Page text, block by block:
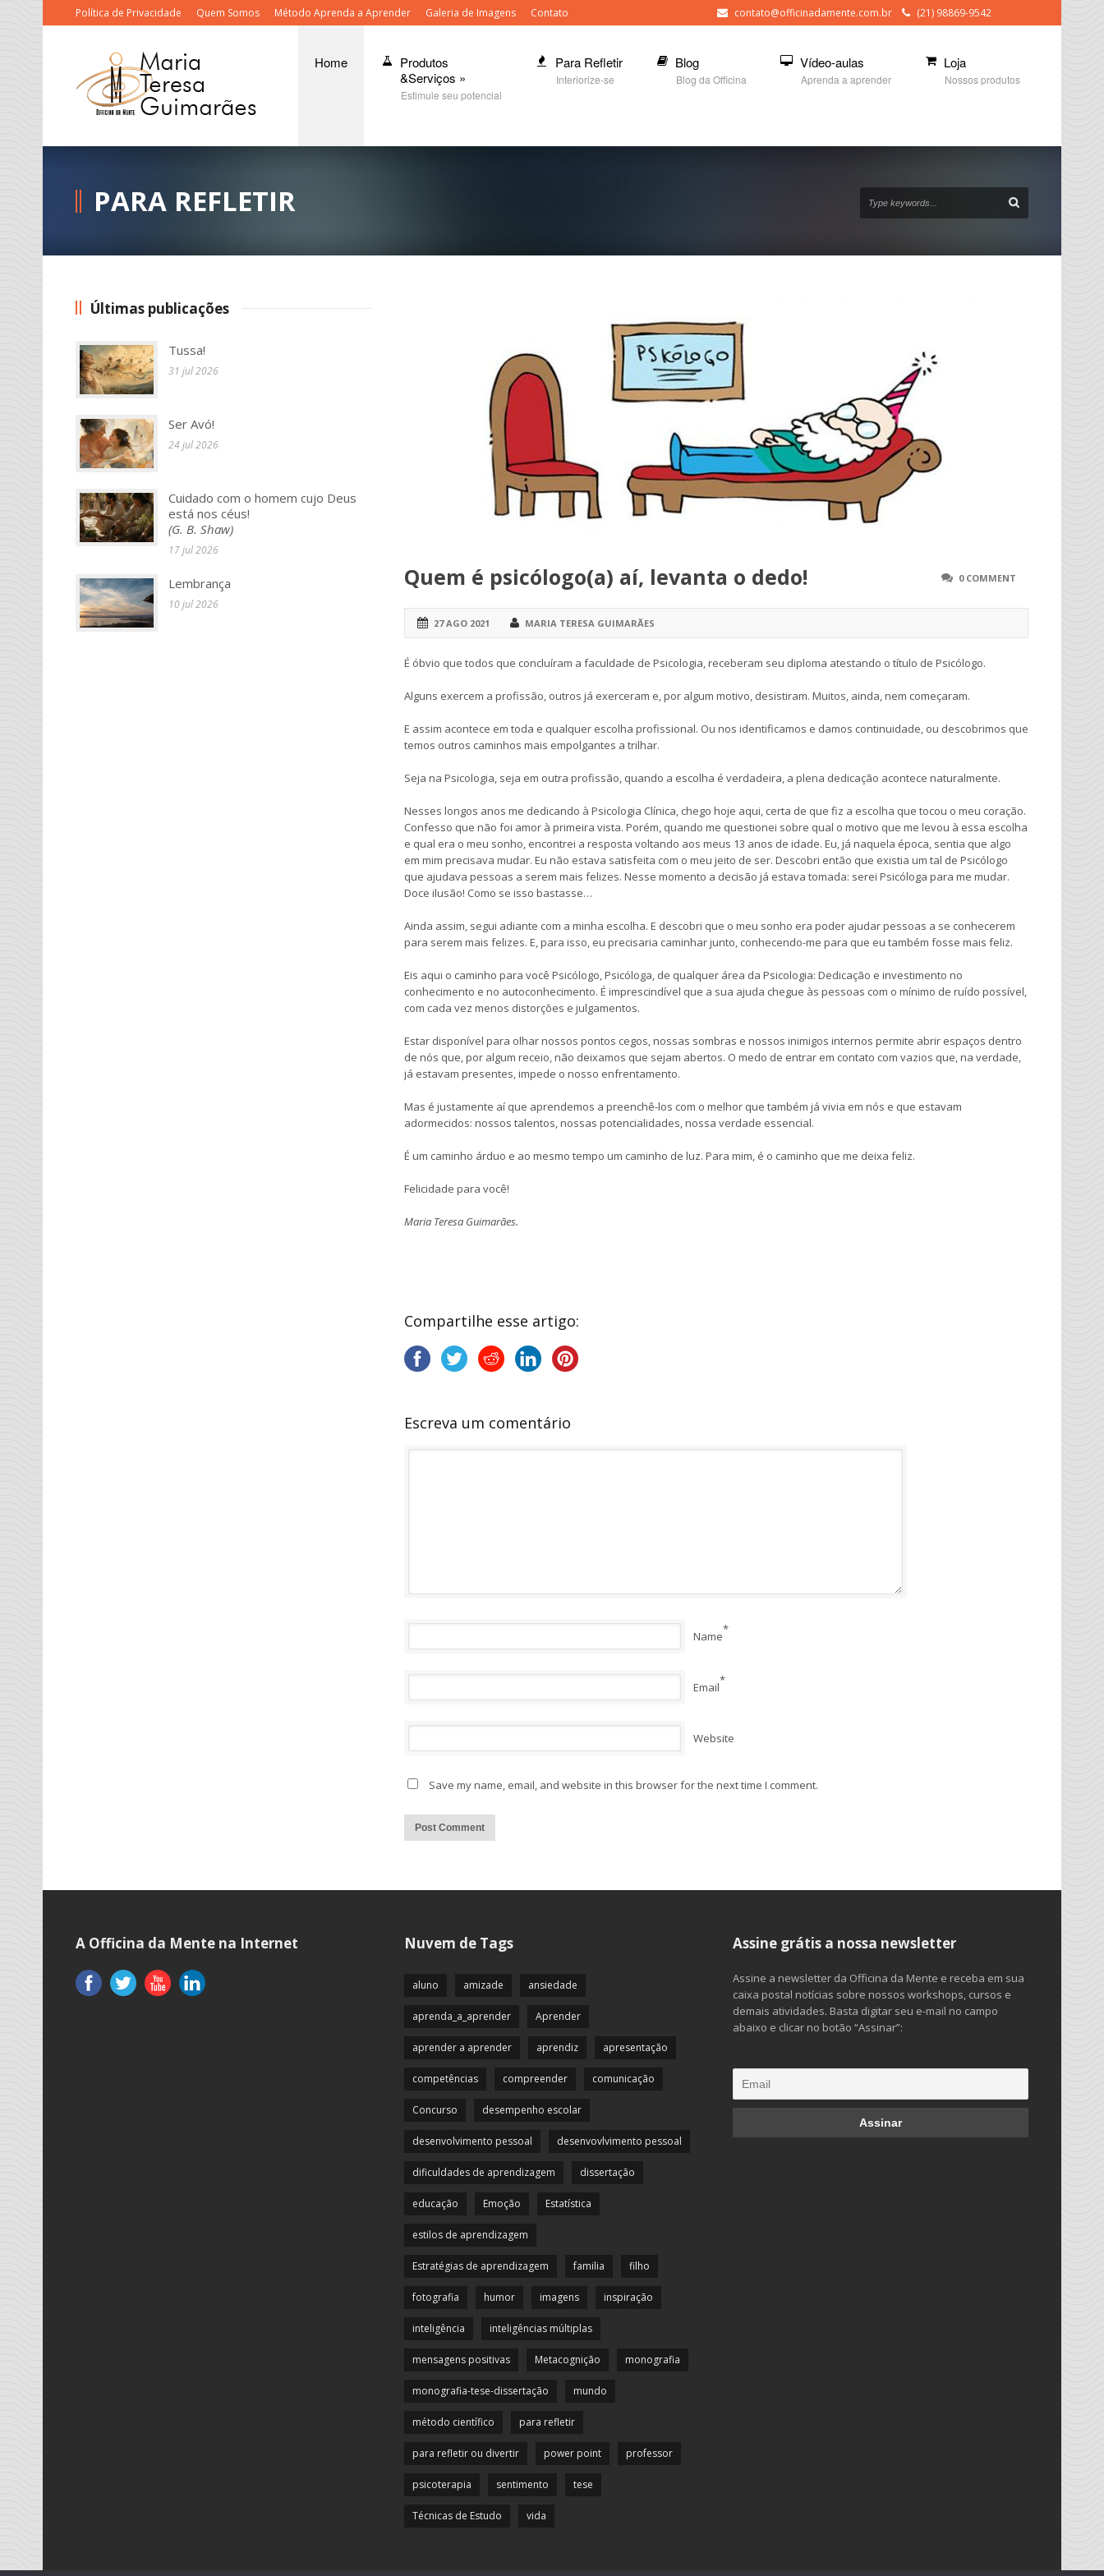
Política de Privacidade Quem Somos Método Aprenda a Aprender Galeria de Imagens Contato contato@officinadamente.com.br (21) 98869-9542
Home
Produtos
&Serviços »
Estimule seu potencial
Para Refletir
Interiorize-se
Blog
Blog da Officina
Vídeo-aulas
Aprenda a aprender
Loja
Nossos produtos
PARA REFLETIR
0 COMMENT
Quem é psicólogo(a) aí, levanta o dedo!
27 AGO 2021 MARIA TERESA GUIMARÃES
É óbvio que todos que concluíram a faculdade de Psicologia, receberam seu diploma atestando o título de Psicólogo.
Alguns exercem a profissão, outros já exerceram e, por algum motivo, desistiram. Muitos, ainda, nem começaram.
E assim acontece em toda e qualquer escolha profissional. Ou nos identificamos e damos continuidade, ou descobrimos que
temos outros caminhos mais empolgantes a trilhar.
Seja na Psicologia, seja em outra profissão, quando a escolha é verdadeira, a plena dedicação acontece naturalmente.
Nesses longos anos me dedicando à Psicologia Clínica, chego hoje aqui, certa de que fiz a escolha que tocou o meu coração.
Confesso que não foi amor à primeira vista. Porém, quando me questionei sobre qual o motivo que me levou à essa escolha
e qual era o meu sonho, encontrei a resposta voltando aos meus 13 anos de idade. Eu, já naquela época, sentia que algo
em mim precisava mudar. Eu não estava satisfeita com o meu jeito de ser. Descobri então que existia um tal de Psicólogo
que ajudava pessoas a serem mais felizes. Nesse momento a decisão já estava tomada: serei Psicóloga para me mudar.
Doce ilusão! Como se isso bastasse…
Ainda assim, segui adiante com a minha escolha. E descobri que o meu sonho era poder ajudar pessoas a se conhecerem
para serem mais felizes. E, para isso, eu precisaria caminhar junto, conhecendo-me para que eu também fosse mais feliz.
Eis aqui o caminho para você Psicólogo, Psicóloga, de qualquer área da Psicologia: Dedicação e investimento no
conhecimento e no autoconhecimento. É imprescindível que a sua ajuda chegue às pessoas com o mínimo de ruído possível,
com cada vez menos distorções e julgamentos.
Estar disponível para olhar nossos pontos cegos, nossas sombras e nossos inimigos internos permite abrir espaços dentro
de nós que, por algum receio, não deixamos que sejam abertos. O medo de entrar em contato com vazios que, na verdade,
já estavam presentes, impede o nosso enfrentamento.
Mas é justamente aí que aprendemos a preenchê-los com o melhor que também já vivia em nós e que estavam
adormecidos: nossos talentos, nossas potencialidades, nossa verdade essencial.
É um caminho árduo e ao mesmo tempo um caminho de luz. Para mim, é o caminho que me deixa feliz.
Felicidade para você!
Maria Teresa Guimarães.
Compartilhe esse artigo:
Escreva um comentário
Name*
Email*
Website
Save my name, email, and website in this browser for the next time I comment.
Últimas publicações
Tussa!
31 jul 2026
Ser Avó!
24 jul 2026
Cuidado com o homem cujo Deus
está nos céus!
(G. B. Shaw)
17 jul 2026
Lembrança
10 jul 2026
A Officina da Mente na Internet Nuvem de Tags
aluno amizade ansiedade
aprenda_a_aprender Aprender
aprender a aprender aprendiz apresentação
competências compreender comunicação
Concurso desempenho escolar
desenvolvimento pessoal desenvovlvimento pessoal
dificuldades de aprendizagem dissertação
educação Emoção Estatística
estilos de aprendizagem
Estratégias de aprendizagem familia filho
fotografia humor imagens inspiração
inteligência inteligências múltiplas
mensagens positivas Metacognição monografia
monografia-tese-dissertação mundo
método científico para refletir
para refletir ou divertir power point professor
psicoterapia sentimento tese
Técnicas de Estudo vida
Assine grátis a nossa newsletter
Assine a newsletter da Officina da Mente e receba em sua
caixa postal notícias sobre nossos workshops, cursos e
demais atividades. Basta digitar seu e-mail no campo
abaixo e clicar no botão “Assinar”: